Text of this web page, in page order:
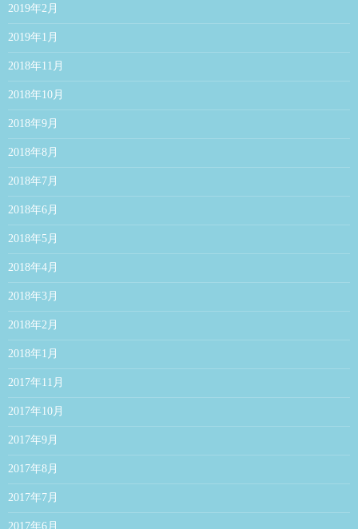
2019年2月
2019年1月
2018年11月
2018年10月
2018年9月
2018年8月
2018年7月
2018年6月
2018年5月
2018年4月
2018年3月
2018年2月
2018年1月
2017年11月
2017年10月
2017年9月
2017年8月
2017年7月
2017年6月